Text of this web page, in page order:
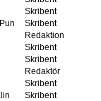
Skribent
Skribent
Redaktion
Skribent
Skribent
Redaktör
Skribent
Skribent